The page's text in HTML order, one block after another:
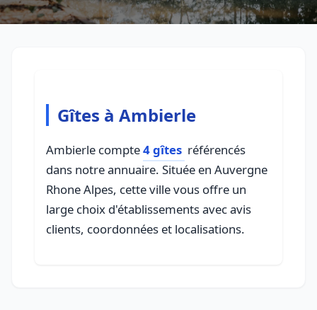
Gîtes à Ambierle
Ambierle compte4 gîtes référencés
dans notre annuaire. Située en Auvergne
Rhone Alpes, cette ville vous offre un
large choix d'établissements avec avis
clients, coordonnées et localisations.